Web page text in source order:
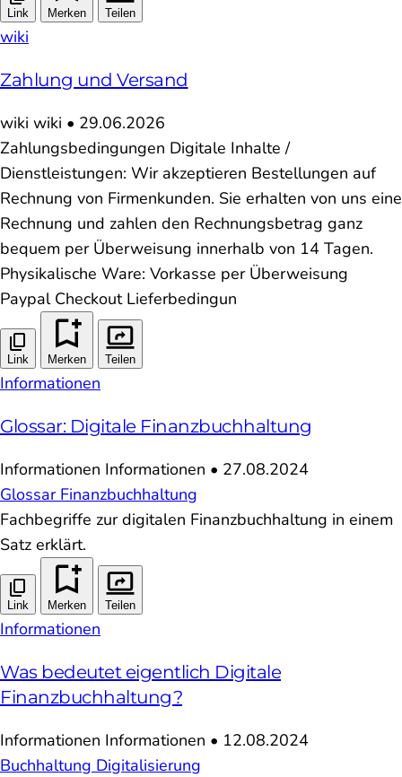
Link Merken Teilen
wiki
Zahlung und Versand
wiki wiki • 29.06.2026
Zahlungsbedingungen Digitale Inhalte /
Dienstleistungen: Wir akzeptieren Bestellungen auf
Rechnung von Firmenkunden. Sie erhalten von uns eine
Rechnung und zahlen den Rechnungsbetrag ganz
bequem per Überweisung innerhalb von 14 Tagen.
Physikalische Ware: Vorkasse per Überweisung
Paypal Checkout Lieferbedingun
Link Merken Teilen
Informationen
Glossar: Digitale Finanzbuchhaltung
Informationen Informationen • 27.08.2024
Glossar Finanzbuchhaltung
Fachbegriffe zur digitalen Finanzbuchhaltung in einem
Satz erklärt.
Link Merken Teilen
Informationen
Was bedeutet eigentlich Digitale
Finanzbuchhaltung?
Informationen Informationen • 12.08.2024
Buchhaltung Digitalisierung